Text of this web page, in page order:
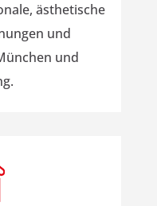
ästhetische
und
und